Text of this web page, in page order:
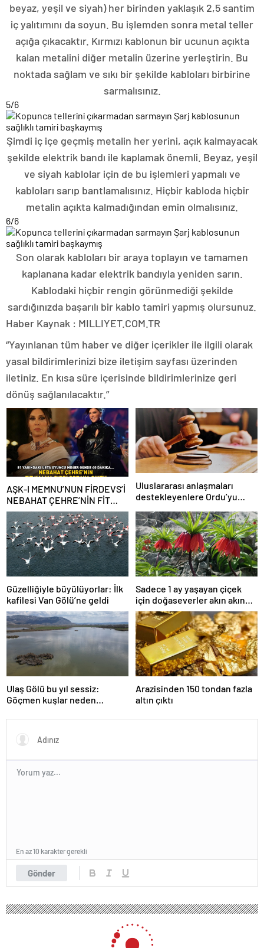
beyaz, yeşil ve siyah) her birinden yaklaşık 2,5 santim
iç yalıtımını da soyun. Bu işlemden sonra metal teller
açığa çıkacaktır. Kırmızı kablonun bir ucunun açıkta
kalan metalini diğer metalin üzerine yerleştirin. Bu
noktada sağlam ve sıkı bir şekilde kabloları birbirine
sarmalısınız.
5/6
Şimdi iç içe geçmiş metalin her yerini, açık kalmayacak
şekilde elektrik bandı ile kaplamak önemli. Beyaz, yeşil
ve siyah kablolar için de bu işlemleri yapmalı ve
kabloları sarıp bantlamalısınız. Hiçbir kabloda hiçbir
metalin açıkta kalmadığından emin olmalısınız.
6/6
Son olarak kabloları bir araya toplayın ve tamamen
kaplanana kadar elektrik bandıyla yeniden sarın.
Kablodaki hiçbir rengin görünmediği şekilde
sardığınızda başarılı bir kablo tamiri yapmış olursunuz.
Haber Kaynak : MILLIYET.COM.TR
“Yayınlanan tüm haber ve diğer içerikler ile ilgili olarak
yasal bildirimlerinizi bize iletişim sayfası üzerinden
iletiniz. En kısa süre içerisinde bildirimlerinize geri
dönüş sağlanılacaktır.”
AŞK-I MEMNU’NUN FİRDEVS’İ
NEBAHAT ÇEHRE’NİN FİT
KALMA SIRRI! 81 yaşındaki
ünlü oyuncu meğer günde 40
dakika…
Uluslararası anlaşmaları
destekleyenlere Ordu’yu
Güzelliğiyle büyülüyorlar: İlk
kafilesi Van Gölü’ne geldi
Sadece 1 ay yaşayan çiçek
için doğaseverler akın akın
geliyor!
Ulaş Gölü bu yıl sessiz:
Göçmen kuşlar neden
Arazisinden 150 tondan fazla
altın çıktı
Gönder
En az 10 karakter gerekli